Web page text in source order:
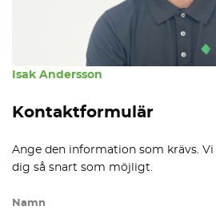
Isak Andersson
Kontaktformulär
Ange den information som krävs.
dig så snart som möjligt.
Namn